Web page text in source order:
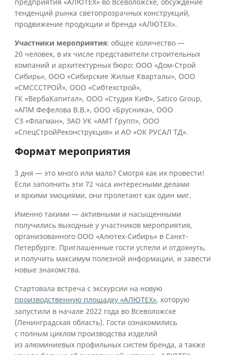
предприятия «АЛЮТЕХ» во Всеволожске, обсуждение
тенденций рынка светопрозрачных конструкций,
продвижение продукции и бренда «АЛЮТЕХ».
Участники мероприятия: общее количество —
20 человек, в их числе представители строительных
компаний и архитектурных бюро: ООО «Дом-Строй
Сибирь», ООО «Сибирские Жилые Кварталы», ООО
«СМСССТРОЙ», ООО «Сибтехстрой»,
ГК «ВербаКапитал», ООО «Студия КиФ», Satico Group,
«АПМ Фефелова В.В.», ООО «Брусника», ООО
СЗ «Флагман», ЗАО УК «АМТ Групп», ООО
«СпецСтройРеконструкция» и АО «ОК РУСАЛ ТД».
Формат мероприятия
3 дня — это много или мало? Смотря как их провести!
Если заполнить эти 72 часа интересными делами
и яркими эмоциями, они пролетают как один миг.
Именно такими — активными и насыщенными
получились выходные у участников мероприятия,
организованного ООО «Алютех-Сибирь» в Санкт-
Петербурге. Приглашенные гости успели и отдохнуть,
и получить максимум полезной информации, и завести
новые знакомства.
Стартовала встреча с экскурсии на новую
производственную площадку «АЛЮТЕХ», которую
запустили в начале 2022 года во Всеволожске
(Ленинградская область). Гости ознакомились
с полным циклом производства изделий
из алюминиевых профильных систем бренда, а также